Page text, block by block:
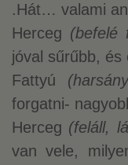
.Hát… valami
Herceg (befelé
jóval sűrűbb,
Fattyú
forgatni-
Herceg (feláll,
van vele,